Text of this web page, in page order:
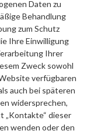
Daten zu
Behandlung
zum Schutz
Ihre Einwilligung
Ihrer
Zweck sowohl
verfügbaren
auch bei späteren
widersprechen,
„Kontakte“ dieser
wenden oder den